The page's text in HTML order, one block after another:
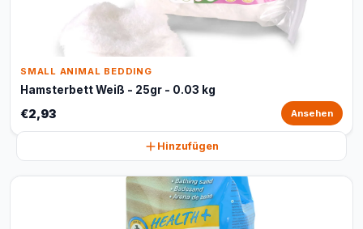
SMALL ANIMAL BEDDING
Hamsterbett Weiß - 25gr - 0.03 kg
€2,93 Ansehen
Hinzufügen